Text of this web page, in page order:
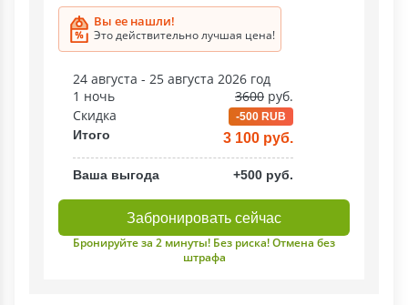
Вы ее нашли!
Это действительно лучшая цена!
24 августа - 25 августа 2026 год
1 ночь
3600 руб.
Скидка
-500 RUB
Итого 3 100 руб.
Ваша выгода +500 руб.
Забронировать сейчас
Бронируйте за 2 минуты! Без риска! Отмена без
штрафа